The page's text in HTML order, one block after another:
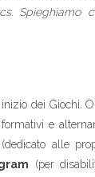
dei Giochi.
e
(dedicato alle
(per